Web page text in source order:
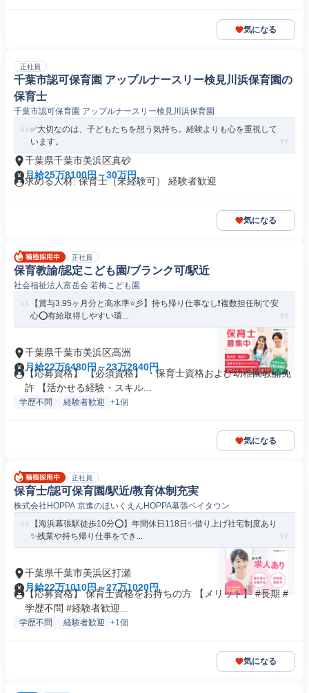
気になる
正社員
千葉市認可保育園 アップルナースリー検見川浜保育園の
保育士
千葉市認可保育園 アップルナースリー検見川浜保育園
✅大切なのは、子どもたちを想う気持ち。経験よりも心を重視して
います。
千葉県千葉市美浜区真砂
月給25万8100円～30万円
求める人材: 保育士（未経験可） 経験者歓迎
気になる
正社員
保育教諭/認定こども園/ブランク可/駅近
社会福祉法人富岳会 若梅こども園
【賞与3.95ヶ月分と高水準⭐彡】持ち帰り仕事なし❗️複数担任制で安
心⭕有給取得しやすい環...
千葉県千葉市美浜区高洲
月給22万6480円～23万2840円
【応募資格】 【必須資格】 ・保育士資格および幼稚園教諭免
許 【活かせる経験・スキル...
学歴不問 経験者歓迎 +1個
気になる
正社員
保育士/認可保育園/駅近/教育体制充実
株式会社HOPPA 京進のほいくえんHOPPA幕張ベイタウン
【海浜幕張駅徒歩10分⭕】年間休日118日✨借り上げ社宅制度あり
✨残業や持ち帰り仕事をでき...
千葉県千葉市美浜区打瀬
月給22万1010円～27万1020円
【応募資格】 保育士資格をお持ちの方 【メリット】 #長期 #
学歴不問 #経験者歓迎...
学歴不問 経験者歓迎 +1個
気になる